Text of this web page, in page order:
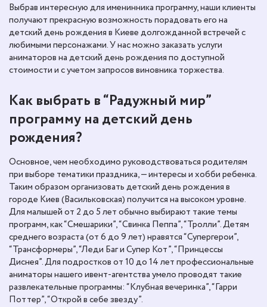
Выбрав интересную для именинника программу, наши клиенты
получают прекрасную возможность порадовать его на
детский день рождения в Киеве долгожданной встречей с
любимыми персонажами. У нас можно заказать услуги
аниматоров на детский день рождения по доступной
стоимости и с учетом запросов виновника торжества.
Как выбрать в “Радужный мир”
программу на детский день
рождения?
Основное, чем необходимо руководствоваться родителям
при выборе тематики праздника, — интересы и хобби ребенка.
Таким образом организовать детский день рождения в
городе Киев (Васильковская) получится на высоком уровне.
Для малышей от 2 до 5 лет обычно выбирают такие темы
программ, как “Смешарики”, “Свинка Пеппа”, “Тролли”. Детям
среднего возраста (от 6 до 9 лет) нравятся “Супергерои”,
“Трансформеры”, “Леди Баг и Супер Кот”, “Принцессы
Диснея”. Для подростков от 10 до 14 лет профессиональные
аниматоры нашего ивент-агентства умело проводят такие
развлекательные программы: “Клубная вечеринка”, “Гарри
Поттер”, “Открой в себе звезду”.